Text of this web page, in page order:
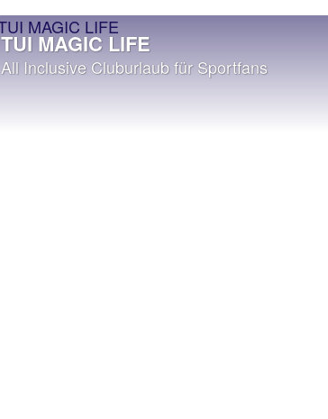
TUI MAGIC LIFE
All Inclusive Cluburlaub für Sportfans